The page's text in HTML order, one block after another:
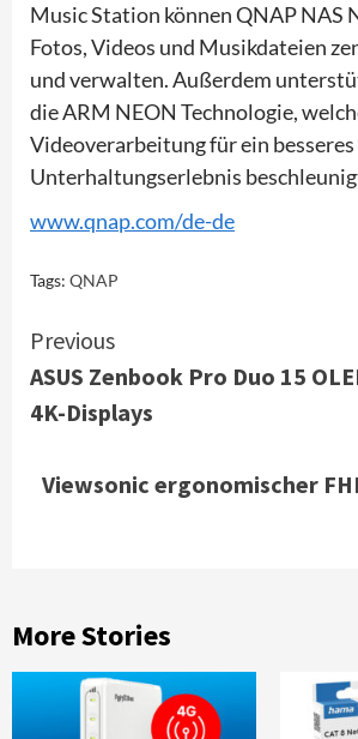
Music Station können QNAP NAS
Fotos, Videos und Musikdateien
und verwalten. Außerdem
die ARM NEON Technologie,
Videoverarbeitung für ein besseres
Unterhaltungserlebnis
www.qnap.com/de-de
Tags: QNAP
Continue
Reading
Previous
ASUS Zenbook Pro Duo 15
4K-Displays
Viewsonic ergonomischer
More Stories